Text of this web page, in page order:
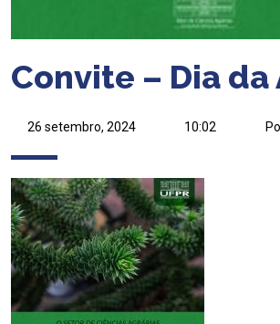
Convite – Dia da
26 setembro, 2024 10:02